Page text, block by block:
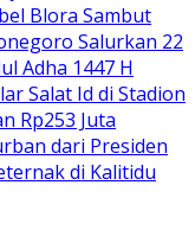
Blora Sambut
Salurkan 22
Adha 1447 H
Salat Id di Stadion
Rp253 Juta
dari Presiden
di Kalitidu